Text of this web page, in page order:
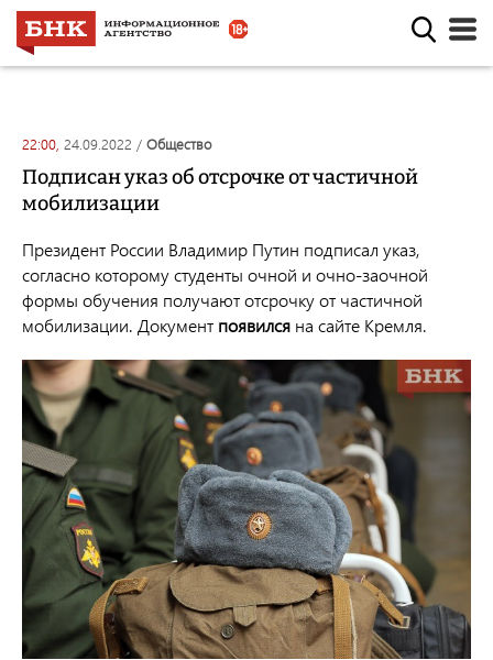
22:00, 24.09.2022 / общество
Подписан указ об отсрочке от частичной
мобилизации
Президент России Владимир Путин подписал указ,
согласно которому студенты очной и очно-заочной
формы обучения получают отсрочку от частичной
мобилизации. Документ появился на сайте Кремля.